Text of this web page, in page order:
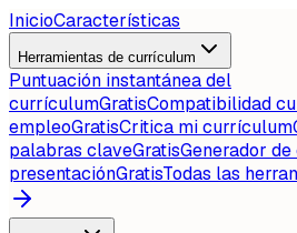
InicioCaracterísticas
Herramientas de currículum
Puntuación instantánea del
currículumGratisCompatibilidad
empleoGratisCritica mi currículum
palabras claveGratisGenerador
presentaciónGratisTodas las